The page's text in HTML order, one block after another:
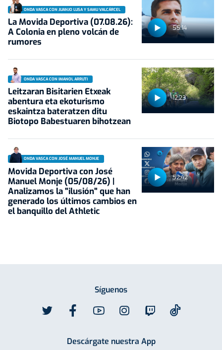
55:14
ONDA VASCA CON JUANJO LUSA Y SAMU VALCÁRCEL
La Movida Deportiva (07.08.26):
A Colonia en pleno volcán de
rumores
12:23
ONDA VASCA CON IMANOL ARRUTI
Leitzaran Bisitarien Etxeak
abentura eta ekoturismo
eskaintza bateratzen ditu
Biotopo Babestuaren bihotzean
52:42
ONDA VASCA CON JOSÉ MANUEL MONJE
Movida Deportiva con José
Manuel Monje (05/08/26) |
Analizamos la "ilusión" que han
generado los últimos cambios en
el banquillo del Athletic
Síguenos
Descárgate nuestra App